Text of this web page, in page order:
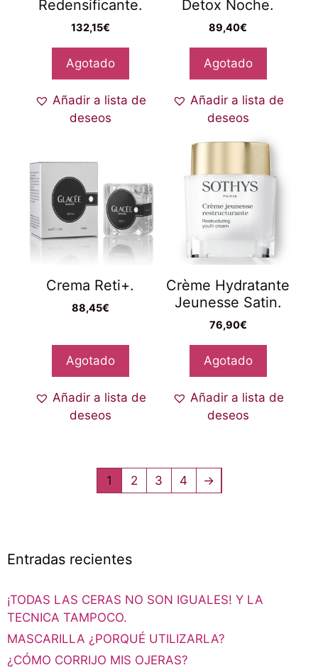
Redensificante.
132,15€
Agotado
Añadir a lista de
deseos
Detox Noche.
89,40€
Agotado
Añadir a lista de
deseos
Crema Reti+.
88,45€
Agotado
Añadir a lista de
deseos
Crème Hydratante
Jeunesse Satin.
76,90€
Agotado
Añadir a lista de
deseos
1 2 3 4 →
Entradas recientes
¡TODAS LAS CERAS NO SON IGUALES! Y LA
TECNICA TAMPOCO.
MASCARILLA ¿PORQUÉ UTILIZARLA?
¿CÓMO CORRIJO MIS OJERAS?